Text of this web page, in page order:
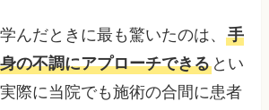
んだときに最も驚いたのは、手
の不調にアプローチできる とい
際に当院でも施術の合間に患者